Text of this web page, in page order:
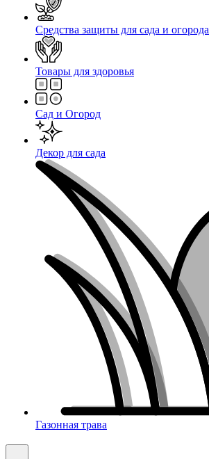
Средства защиты для сада и огорода
Товары для здоровья
Сад и Огород
Декор для сада
Газонная трава